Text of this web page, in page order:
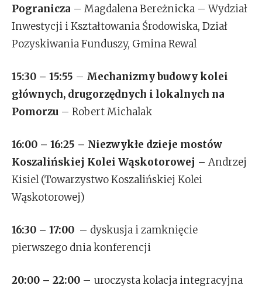
Pogranicza – Magdalena Bereżnicka – Wydział
Inwestycji i Kształtowania Środowiska, Dział
Pozyskiwania Funduszy, Gmina Rewal
15:30 – 15:55 – Mechanizmy budowy kolei
głównych, drugorzędnych i lokalnych na
Pomorzu – Robert Michalak
16:00 – 16:25 – Niezwykłe dzieje mostów
Koszalińskiej Kolei Wąskotorowej – Andrzej
Kisiel (Towarzystwo Koszalińskiej Kolei
Wąskotorowej)
16:30 – 17:00 – dyskusja i zamknięcie
pierwszego dnia konferencji
20:00 – 22:00 – uroczysta kolacja integracyjna